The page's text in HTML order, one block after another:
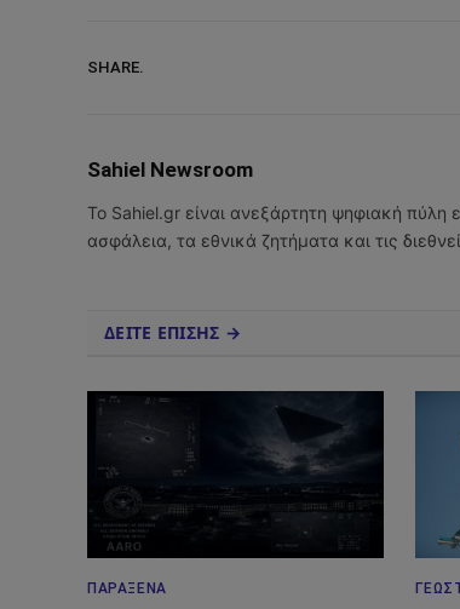
SHARE.
Sahiel Newsroom
Το Sahiel.gr είναι ανεξάρτητη ψηφιακή
ασφάλεια, τα εθνικά ζητήματα και τις
ΔΕΙΤΕ ΕΠΙΣΗΣ →
ΠΑΡΆΞΕΝΑ